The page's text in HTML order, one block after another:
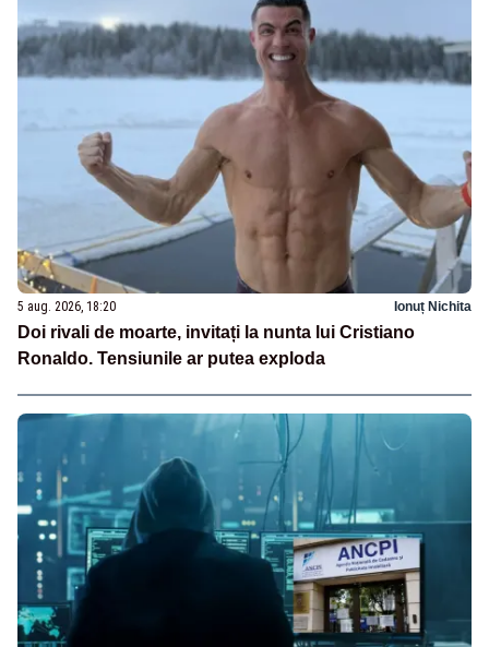
5 aug. 2026, 18:20 Ionuț Nichita
Doi rivali de moarte, invitați la nunta lui Cristiano
Ronaldo. Tensiunile ar putea exploda